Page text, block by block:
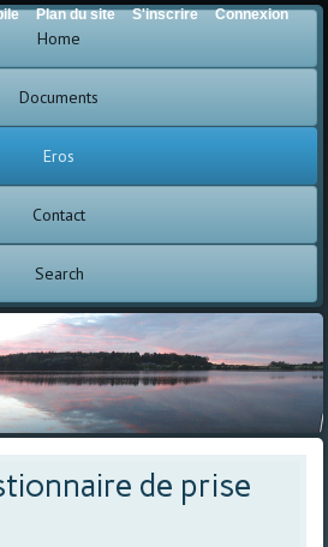
Home
Documents
Eros
Contact
Search
de prise
Plan du site S'inscrire Connexion